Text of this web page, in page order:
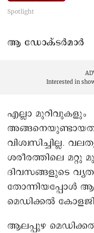
Spotlight
ആ ഡോക്ടർമാർ
Interested in
എല്ലാ മുറിവുകളും
വിശ്വസിച്ചില്ല.
ശരീരത്തിലെ മറ്റു
ദിവസങ്ങളുടെ
തോന്നിയപ്പോൾ
മെഡിക്കൽ
ആലപ്പുഴ